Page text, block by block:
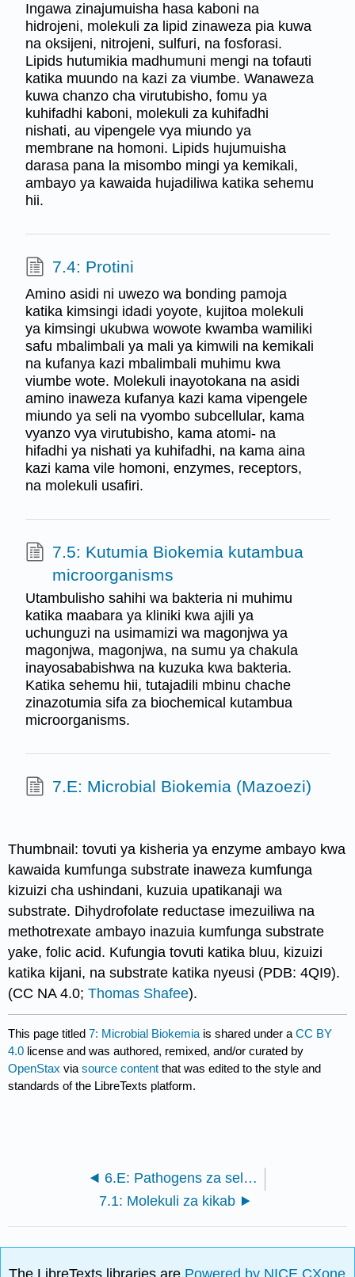
Ingawa zinajumuisha hasa kaboni na
hidrojeni, molekuli za lipid zinaweza pia kuwa
na oksijeni, nitrojeni, sulfuri, na fosforasi.
Lipids hutumikia madhumuni mengi na tofauti
katika muundo na kazi za viumbe. Wanaweza
kuwa chanzo cha virutubisho, fomu ya
kuhifadhi kaboni, molekuli za kuhifadhi
nishati, au vipengele vya miundo ya
membrane na homoni. Lipids hujumuisha
darasa pana la misombo mingi ya kemikali,
ambayo ya kawaida hujadiliwa katika sehemu
hii.
7.4: Protini
Amino asidi ni uwezo wa bonding pamoja
katika kimsingi idadi yoyote, kujitoa molekuli
ya kimsingi ukubwa wowote kwamba wamiliki
safu mbalimbali ya mali ya kimwili na kemikali
na kufanya kazi mbalimbali muhimu kwa
viumbe wote. Molekuli inayotokana na asidi
amino inaweza kufanya kazi kama vipengele
miundo ya seli na vyombo subcellular, kama
vyanzo vya virutubisho, kama atomi- na
hifadhi ya nishati ya kuhifadhi, na kama aina
kazi kama vile homoni, enzymes, receptors,
na molekuli usafiri.
7.5: Kutumia Biokemia kutambua
microorganisms
Utambulisho sahihi wa bakteria ni muhimu
katika maabara ya kliniki kwa ajili ya
uchunguzi na usimamizi wa magonjwa ya
magonjwa, magonjwa, na sumu ya chakula
inayosababishwa na kuzuka kwa bakteria.
Katika sehemu hii, tutajadili mbinu chache
zinazotumia sifa za biochemical kutambua
microorganisms.
7.E: Microbial Biokemia (Mazoezi)
Thumbnail: tovuti ya kisheria ya enzyme ambayo kwa
kawaida kumfunga substrate inaweza kumfunga
kizuizi cha ushindani, kuzuia upatikanaji wa
substrate. Dihydrofolate reductase imezuiliwa na
methotrexate ambayo inazuia kumfunga substrate
yake, folic acid. Kufungia tovuti katika bluu, kizuizi
katika kijani, na substrate katika nyeusi (PDB: 4QI9).
(CC NA 4.0;Thomas Shafee).
This page titled7: Microbial Biokemia is shared under aCC BY
4.0 license and was authored, remixed, and/or curated by
OpenStax viasource content that was edited to the style and
standards of the LibreTexts platform.
6.E: Pathogens za seli (Mazoezi)
7.1: Molekuli za kikab